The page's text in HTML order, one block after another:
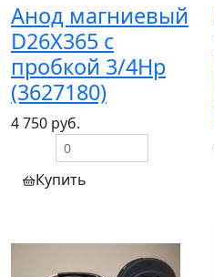
Анод магниевый
D26X365 с
пробкой 3/4Нр
(3627180)
4 750 руб.
Купить